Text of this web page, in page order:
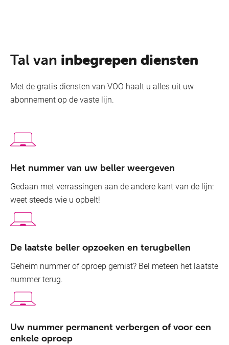
Tal van inbegrepen diensten
Met de gratis diensten van VOO haalt u alles uit uw
abonnement op de vaste lijn.
Het nummer van uw beller weergeven
Gedaan met verrassingen aan de andere kant van de lijn:
weet steeds wie u opbelt!
De laatste beller opzoeken en terugbellen
Geheim nummer of oproep gemist? Bel meteen het laatste
nummer terug.
Uw nummer permanent verbergen of voor een
enkele oproep